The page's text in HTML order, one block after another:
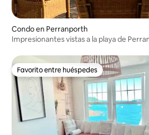
Condo en Perranporth
Impresionantes vistas a la playa de
Favorito entre huéspedes
Favorito entre huéspedes